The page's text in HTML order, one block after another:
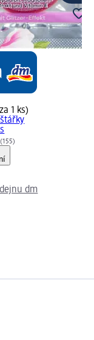
1 ks)
(155)
dm